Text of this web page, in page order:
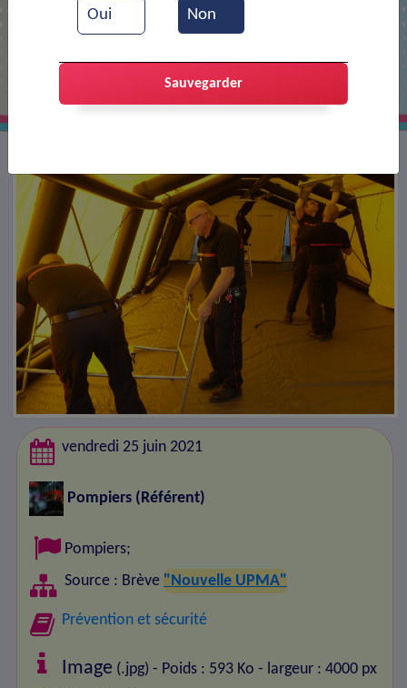
vendredi 25 juin 2021
Pompiers (Référent)
Pompiers;
Source : Brève "Nouvelle UPMA"
Prévention et sécurité
Image (.jpg) - Poids : 593 Ko - largeur : 4000 px
Oui Non
Sauvegarder